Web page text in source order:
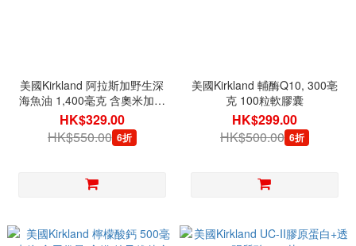
美國Kirkland 阿拉斯加野生深
海魚油 1,400毫克 含奧米加3-
5-6-7-9-11, 230粒軟膠囊
HK$329.00
HK$550.00 6折
美國Kirkland 輔酶Q10, 300亳
克 100粒軟膠囊
HK$299.00
HK$500.00 6折